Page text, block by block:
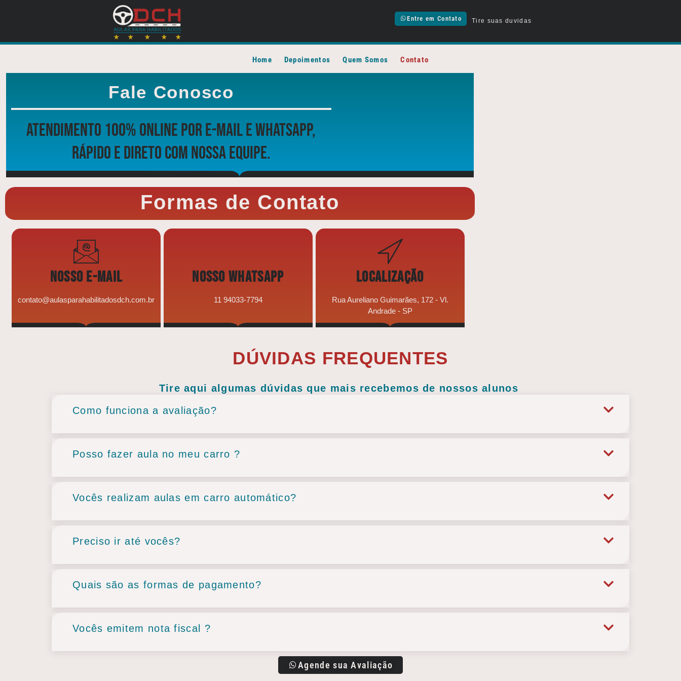
Entre em Contato Tire suas duvidas
Home Depoimentos Quem Somos Contato
Fale Conosco
Atendimento 100% online por E-mail e WhatsApp,
rápido e direto com nossa equipe.
Formas de Contato
NOSSO E-MAIL
contato@aulasparahabilitadosdch.com.br
NOSSO WHATSAPP
11 94033-7794
LOCALIZAÇÃO
Rua Aureliano Guimarães, 172 - Vl.
Andrade - SP
DÚVIDAS FREQUENTES
Tire aqui algumas dúvidas que mais recebemos de nossos alunos
Como funciona a avaliação?
Posso fazer aula no meu carro ?
Vocês realizam aulas em carro automático?
Preciso ir até vocês?
Quais são as formas de pagamento?
Vocês emitem nota fiscal ?
Agende sua Avaliação